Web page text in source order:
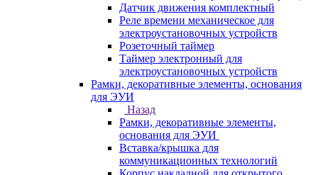
Датчик движения комплектный
Реле времени механическое для
электроустановочных устройств
Розеточный таймер
Таймер электронный для
электроустановочных устройств
Рамки, декоративные элементы, основания
для ЭУИ
Назад
Рамки, декоративные элементы,
основания для ЭУИ
Вставка/крышка для
коммуникационных технологий